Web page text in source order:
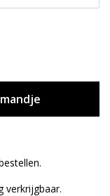
verkrijgbaar.